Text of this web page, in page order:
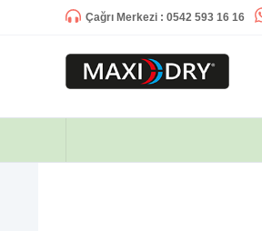
Çağrı Merkezi : 0542 593 16 16